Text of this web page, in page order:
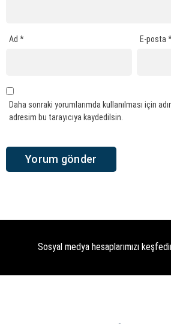
Ad * E-posta
Daha sonraki yorumlarımda kullanılması için
adresim bu tarayıcıya kaydedilsin.
Sosyal medya hesaplarımızı